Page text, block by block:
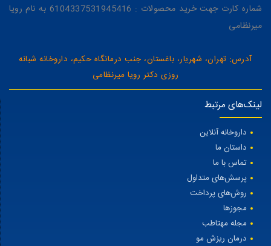
شماره کارت جهت خرید محصولات : 6104337531945416 به نام رویا
میرنظامی
آدرس: تهران، شهریار، باغستان، جنب درمانگاه حکیم، داروخانه شبانه
روزی دکتر رویا میرنظامی
لینک‌های مرتبط
داروخانه آنلاین
داستان ما
تماس با ما
پرسش‌های متداول
روش‌های پرداخت
مجوزها
مجله مهتاطب
درمان ریزش مو